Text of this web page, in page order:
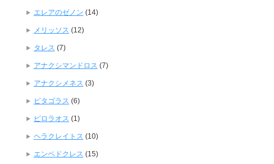
エレアのゼノン (14)
メリッソス (12)
タレス (7)
アナクシマンドロス (7)
アナクシメネス (3)
ピタゴラス (6)
ピロラオス (1)
ヘラクレイトス (10)
エンペドクレス (15)